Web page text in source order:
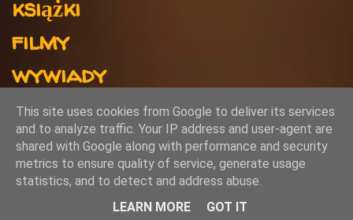
książki
filmy
wywiady
kontakt
Obsługiwane przez usługę Blogger
Autor obrazów motywu:rami_ba
This site uses cookies from Google to deliver its services
and to analyze traffic. Your IP address and user-agent are
shared with Google along with performance and security
metrics to ensure quality of service, generate usage
statistics, and to detect and address abuse.
LEARN MORE
GOT IT